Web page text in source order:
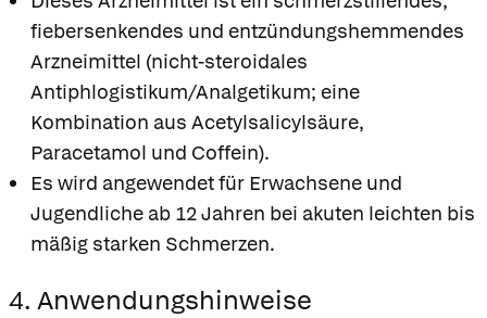
fiebersenkendes und entzündungshemmendes
Arzneimittel (nicht-steroidales
Antiphlogistikum/Analgetikum; eine
Kombination aus Acetylsalicylsäure,
Paracetamol und Coffein).
Es wird angewendet für Erwachsene und
Jugendliche ab 12 Jahren bei akuten leichten bis
mäßig starken Schmerzen.
4. Anwendungshinweise